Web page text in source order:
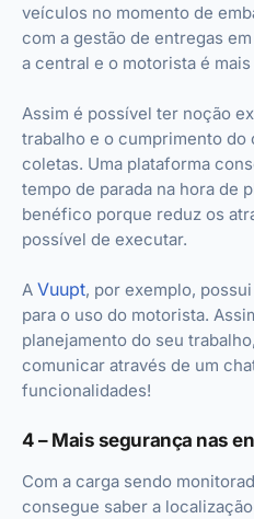
veículos no momento de
com a gestão de entregas
a central e o motorista é
Assim é possível ter noção
trabalho e o cumprimento do
coletas. Uma plataforma
tempo de parada na hora de
benéfico porque reduz os
possível de executar.
A Vuupt, por exemplo,
para o uso do motorista.
planejamento do seu
comunicar através de um
funcionalidades!
4 – Mais segurança nas
Com a carga sendo
consegue saber a